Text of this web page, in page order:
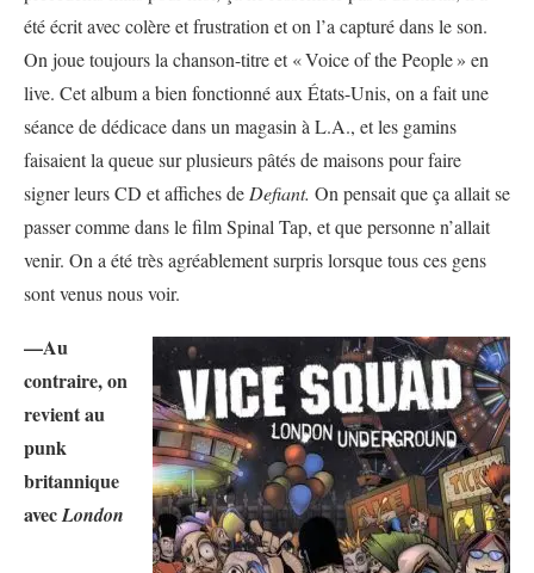
été écrit avec colère et frustration et on l’a capturé dans le son.
On joue toujours la chanson-titre et «Voice of the People» en
live. Cet album a bien fonctionné aux États-Unis, on a fait une
séance de dédicace dans un magasin à L.A., et les gamins
faisaient la queue sur plusieurs pâtés de maisons pour faire
signer leurs CD et affiches de Defiant. On pensait que ça allait se
passer comme dans le film Spinal Tap, et que personne n’allait
venir. On a été très agréablement surpris lorsque tous ces gens
sont venus nous voir.
—Au
contraire, on
revient au
punk
britannique
avecLondon